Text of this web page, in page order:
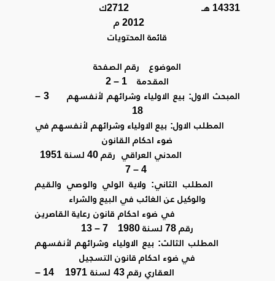
14331 هـ 2712ك
2012 م
قائمة المحتويات
الموضوع رقم الصفحة
المقدمة 1 – 2
المبحث الاول: بيع الاولياء وشرائهم لأنفسهم 3 –
18
المطلب الاول: بيع الاولياء وشرائهم لأنفسهم في
ضوء احكام القانون
المطلب الثاني: ولاية الولي والوصي والقيم
والوكيل عن الغائب في البيع والشراء
في ضوء احكام قانون رعاية القاصرين
رقم 78 لسنة 1980 7 – 13
المطلب الثالث: بيع الاولياء وشرائهم لأنفسهم
في ضوء احكام قانون التسجيل
العقاري رقم 43 لسنة 1971 14 –